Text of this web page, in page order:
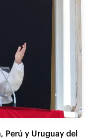
Perú y Uruguay del